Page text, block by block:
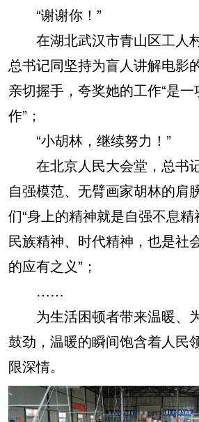
“谢谢你！”
在湖北武汉市青山区工人
总书记同坚持为盲人讲解电影
亲切握手，夸奖她的工作“是
作”；
“小胡林，继续努力！”
在北京人民大会堂，总书
自强模范、无臂画家胡林的肩
们“身上的精神就是自强不息
民族精神、时代精神，也是社
的应有之义”；
……
为生活困顿者带来温暖、
鼓劲，温暖的瞬间饱含着人民
限深情。